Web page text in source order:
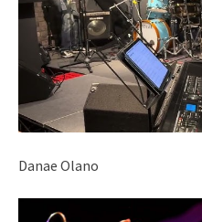
Danae Olano